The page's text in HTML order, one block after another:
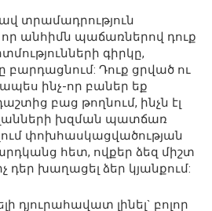
տրամադրություն
անհիմն պաճառներով դուք
գիրկը,
բարդացնում: Դուք ցրված ու
ինչ-որ բաներ եք
բաց թողնում, ինչն էլ
խզման պատճառ
փոխհասկացվածության
հետ, ովքեր ձեզ միշտ
դեր խաղացել ձեր կյանքում:
դյուրահավատ լինել` բոլոր